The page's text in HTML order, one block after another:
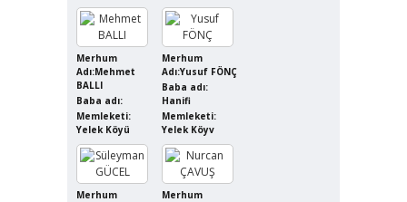
Merhum
Adı:Mehmet
BALLI
Baba adı:
Memleketi:
Yelek Köyü
Merhum
Adı:Yusuf FÖNÇ
Baba adı:
Hanifi
Memleketi:
Yelek Köyv
Merhum
Merhum